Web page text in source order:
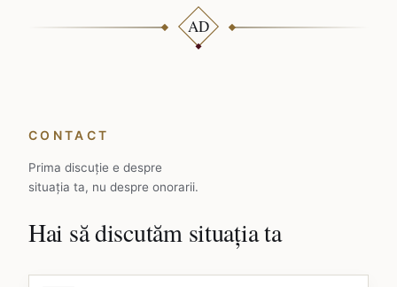
AD
CONTACT
Prima discuție e despre
situația ta, nu despre onorarii.
Hai să discutăm situația ta